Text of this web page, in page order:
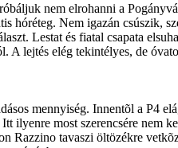
nem elrohanni a
hóréteg. Nem igazán csúszik,
Lestat és fiatal csapata
lejtés elég tekintélyes, de
mennyiség. Innentõl a P4
ilyenre most szerencsére nem
Razzino tavaszi öltözékre